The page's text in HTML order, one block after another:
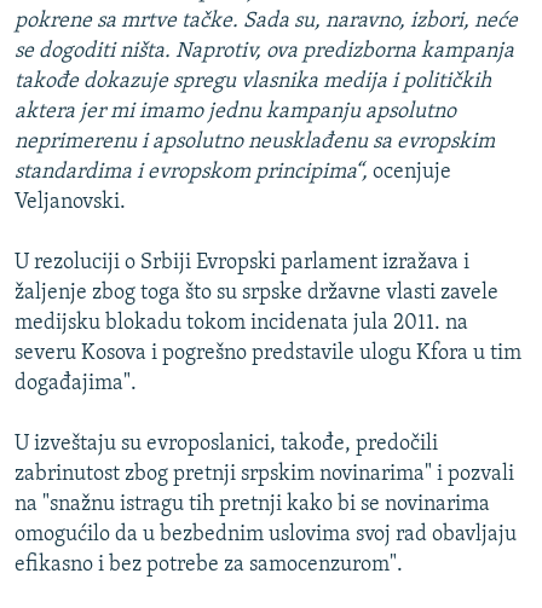
pokrene sa mrtve tačke. Sada su, naravno, izbori, neće
se dogoditi ništa. Naprotiv, ova predizborna kampanja
takođe dokazuje spregu vlasnika medija i političkih
aktera jer mi imamo jednu kampanju apsolutno
neprimerenu i apsolutno neusklađenu sa evropskim
standardima i evropskom principima“, ocenjuje
Veljanovski.
U rezoluciji o Srbiji Evropski parlament izražava i
žaljenje zbog toga što su srpske državne vlasti zavele
medijsku blokadu tokom incidenata jula 2011. na
severu Kosova i pogrešno predstavile ulogu Kfora u tim
događajima".
U izveštaju su evroposlanici, takođe, predočili
zabrinutost zbog pretnji srpskim novinarima" i pozvali
na "snažnu istragu tih pretnji kako bi se novinarima
omogućilo da u bezbednim uslovima svoj rad obavljaju
efikasno i bez potrebe za samocenzurom".